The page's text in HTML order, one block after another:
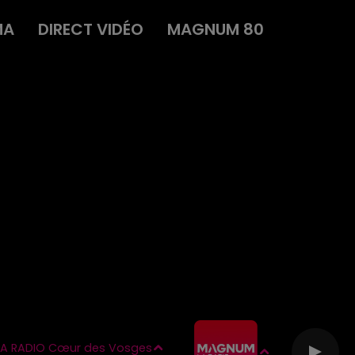
DIRECT VIDÉO MAGNUM 80
RADIO Cœur des Vosges